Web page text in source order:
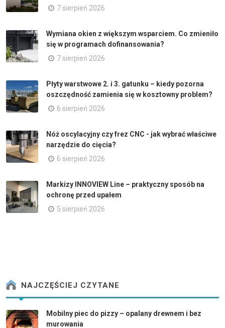
7 sierpień 2026
Wymiana okien z większym wsparciem. Co zmieniło
się w programach dofinansowania?
7 sierpień 2026
Płyty warstwowe 2. i 3. gatunku – kiedy pozorna
oszczędność zamienia się w kosztowny problem?
6 sierpień 2026
Nóż oscylacyjny czy frez CNC - jak wybrać właściwe
narzędzie do cięcia?
6 sierpień 2026
Markizy INNOVIEW Line – praktyczny sposób na
ochronę przed upałem
5 sierpień 2026
NAJCZĘŚCIEJ CZYTANE
Mobilny piec do pizzy – opalany drewnem i bez
murowania